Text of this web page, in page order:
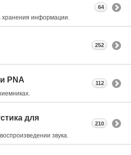
хранения информации.
64
252
PNA 112
для
звука.
210